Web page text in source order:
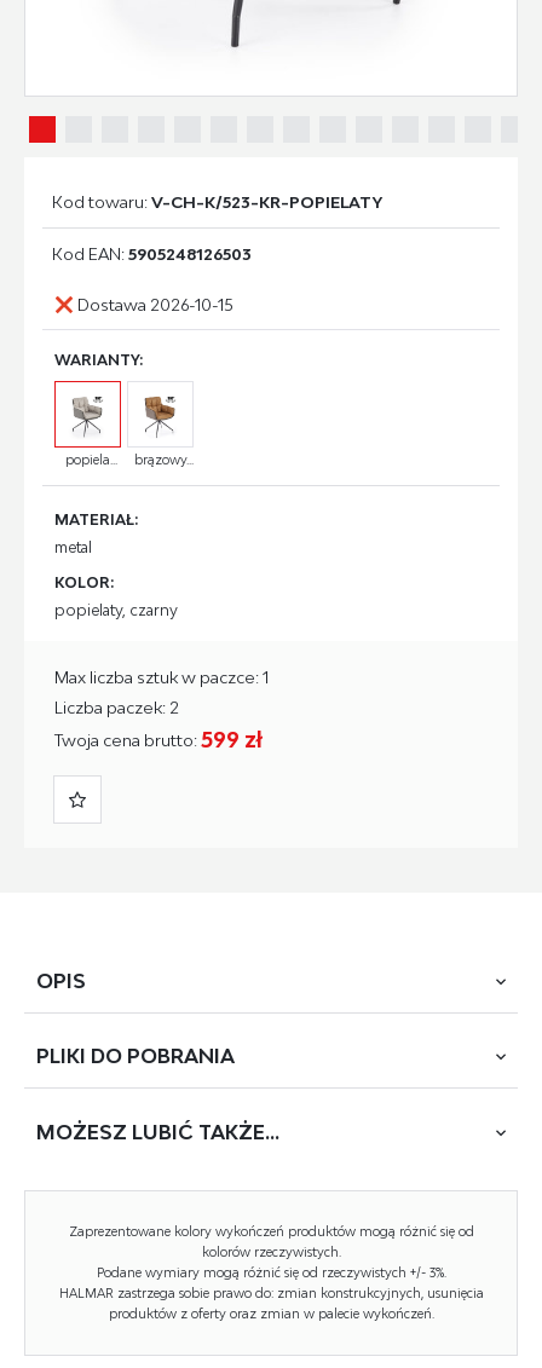
Kod towaru:V-CH-K/523-KR-POPIELATY
Kod EAN:5905248126503
Dostawa 2026-10-15
WARIANTY:
popiela... brązowy...
MATERIAŁ:
metal
KOLOR:
popielaty, czarny
Twoja cena brutto:599 zł
Max liczba sztuk w paczce: 1
Liczba paczek: 2
OPIS
wymiary: 61/61/85/48 cm, materiał: tkanina / eko skóra /
Styl wykonania: nowoczesny
Tapicerka kolor: popielaty, popielaty ciemny
PLIKI DO POBRANIA
K-523 (X-2166XZ)
Zaprezentowane kolory wykończeń produktów mogą różnić się od
kolorów rzeczywistych.
Podane wymiary mogą różnić się od rzeczywistych +/- 3%.
HALMAR zastrzega sobie prawo do: zmian konstrukcyjnych, usunięcia
produktów z oferty oraz zmian w palecie wykończeń.
MOŻESZ LUBIĆ TAKŻE...